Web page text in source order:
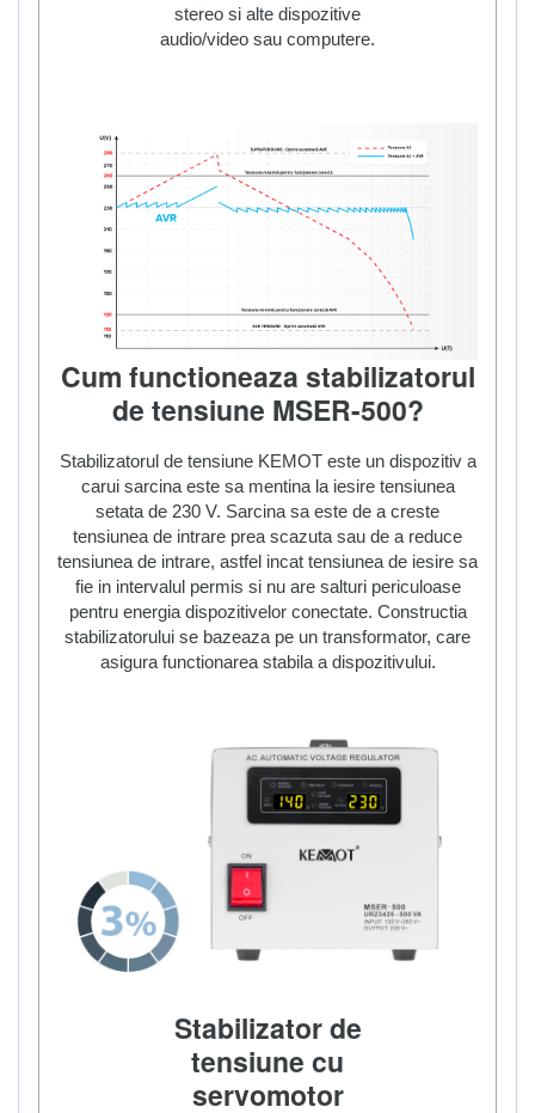
stereo si alte dispozitive
audio/video sau computere.
Cum functioneaza stabilizatorul
de tensiune MSER-500?
Stabilizatorul de tensiune KEMOT este un dispozitiv a
carui sarcina este sa mentina la iesire tensiunea
setata de 230 V. Sarcina sa este de a creste
tensiunea de intrare prea scazuta sau de a reduce
tensiunea de intrare, astfel incat tensiunea de iesire sa
fie in intervalul permis si nu are salturi periculoase
pentru energia dispozitivelor conectate. Constructia
stabilizatorului se bazeaza pe un transformator, care
asigura functionarea stabila a dispozitivului.
Stabilizator de
tensiune cu
servomotor